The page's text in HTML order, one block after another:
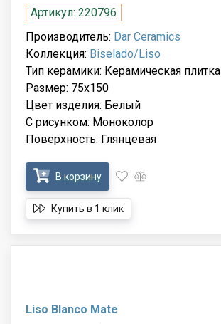
Артикул: 220796
Производитель: Dar Ceramics
Коллекция: Biselado/Liso
Тип керамики: Керамическая плитка
Размер: 75x150
Цвет изделия: Белый
С рисунком: Моноколор
Поверхность: Глянцевая
В корзину
Купить в 1 клик
Liso Blanco Mate